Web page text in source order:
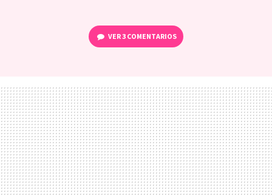
VER3 COMENTARIOS